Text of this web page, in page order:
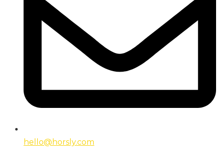
hello@horsly.com